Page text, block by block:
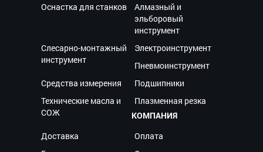
Оснастка для станков
Алмазный и
эльборовый
инструмент
Слесарно-монтажный
инструмент
Электроинструмент
Пневмоинструмент
Средства измерения
Подшипники
Технические масла и
СОЖ
Плазменная резка
КОМПАНИЯ
Доставка
Оплата